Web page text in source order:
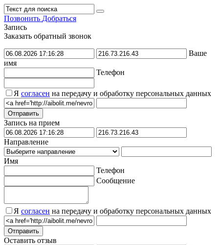
Позвонить Добраться
Запись
Заказать обратный звонок
Ваше
имя
Телефон
Я согласен на передачу и обработку персональных данных
Запись на прием
Направление
Имя
Телефон
Сообщение
Я согласен на передачу и обработку персональных данных
Оставить отзыв